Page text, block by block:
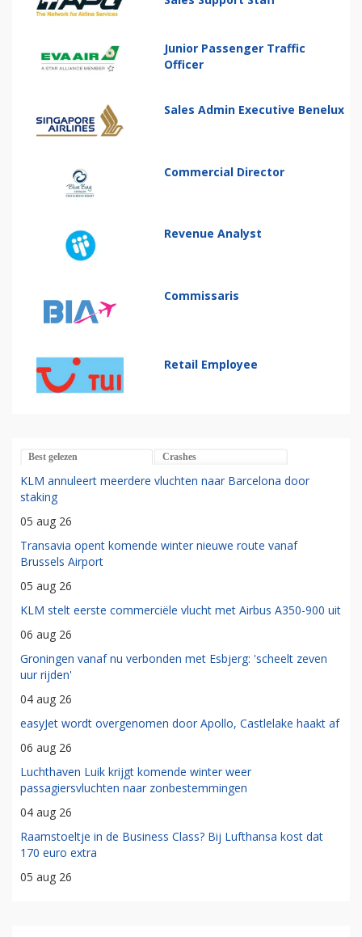
Junior Passenger Traffic
Officer
Sales Admin Executive Benelux
Commercial Director
Revenue Analyst
Commissaris
Retail Employee
Best gelezen Crashes
KLM annuleert meerdere vluchten naar Barcelona door
staking
05 aug 26
Transavia opent komende winter nieuwe route vanaf
Brussels Airport
05 aug 26
KLM stelt eerste commerciële vlucht met Airbus A350-900 uit
06 aug 26
Groningen vanaf nu verbonden met Esbjerg: 'scheelt zeven
uur rijden'
04 aug 26
easyJet wordt overgenomen door Apollo, Castlelake haakt af
06 aug 26
Luchthaven Luik krijgt komende winter weer
passagiersvluchten naar zonbestemmingen
04 aug 26
Raamstoeltje in de Business Class? Bij Lufthansa kost dat
170 euro extra
05 aug 26